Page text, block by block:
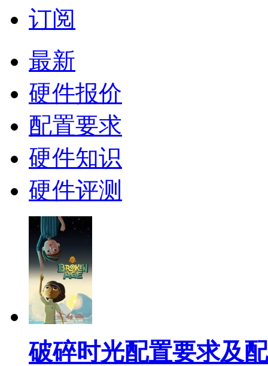
订阅
最新
硬件报价
配置要求
硬件知识
硬件评测
破碎时光配置要求及